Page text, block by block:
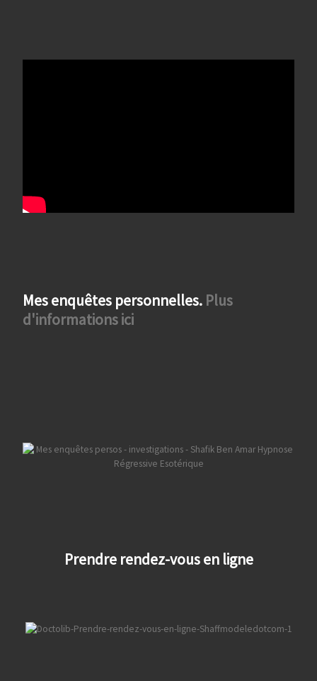
Mes enquêtes personnelles. Plus
d'informations ici
Prendre rendez-vous en ligne